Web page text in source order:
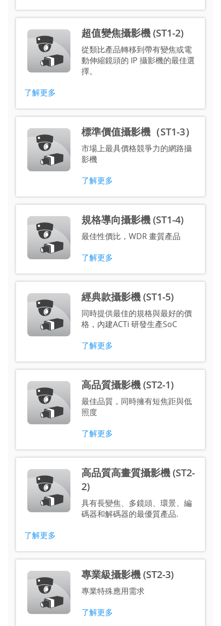
超值變焦攝影機 (ST1-2)
從類比產品轉移到帶有變焦或電
動伸縮鏡頭的 IP 攝影機的最佳選
擇。
了解更多
標準價值攝影機（ST1-3）
市場上最具價格競爭力的網路攝
影機
了解更多
規格導向攝影機 (ST1-4)
最佳性價比，WDR 畫質產品
了解更多
經典款攝影機 (ST1-5)
同時提供最佳的規格與最好的價
格，內建ACTi 研發生產SoC
了解更多
高品質攝影機 (ST2-1)
最佳品質，同時擁有短焦距與低
照度
了解更多
高品質高畫質攝影機 (ST2-
2)
具有長變焦、多鏡頭、環景、編
碼器和解碼器的最優質產品.
了解更多
專業級攝影機 (ST2-3)
專業特殊應用需求
了解更多